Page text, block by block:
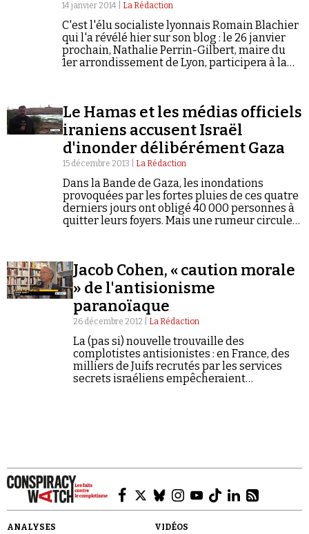
14 janvier 2014 | La Rédaction
C'est l'élu socialiste lyonnais Romain Blachier
qui l'a révélé hier sur son blog : le 26 janvier
prochain, Nathalie Perrin-Gilbert, maire du
1er arrondissement de Lyon, participera à la
Le Hamas et les médias officiels
iraniens accusent Israël
d'inonder délibérément Gaza
15 décembre 2013 | La Rédaction
Dans la Bande de Gaza, les inondations
provoquées par les fortes pluies de ces quatre
derniers jours ont obligé 40 000 personnes à
quitter leurs foyers. Mais une rumeur circule
Jacob Cohen, « caution morale
» de l'antisionisme
paranoïaque
26 décembre 2012 | La Rédaction
La (pas si) nouvelle trouvaille des
complotistes antisionistes : en France, des
milliers de Juifs recrutés par les services
secrets israéliens empêcheraient
ANALYSES VIDÉOS